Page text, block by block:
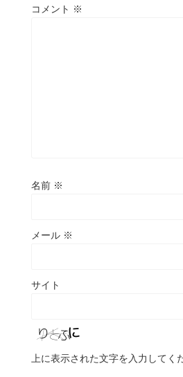
コメント ※
名前 ※
メール ※
サイト
上に表示された文字を入力してく